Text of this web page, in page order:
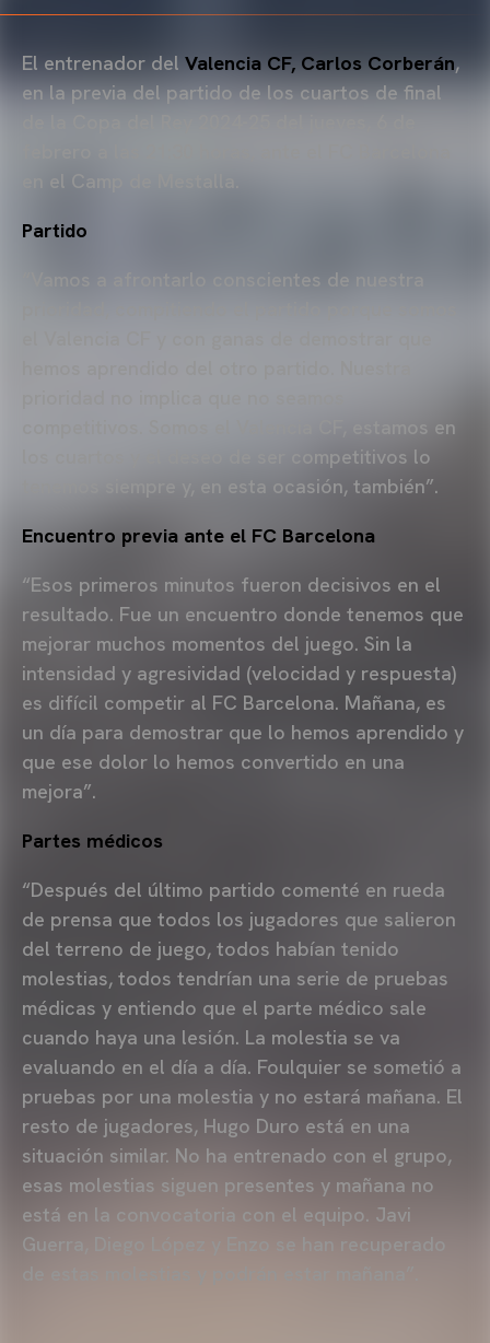
El entrenador del Valencia CF, Carlos Corberán,
en la previa del partido de los cuartos de final
en el Camp de Mestalla.
Partido
“Vamos a afrontarlo conscientes de nuestra
competitivos. Somos el Valencia CF, estamos en
los cuartos y el deseo de ser competitivos lo
tenemos siempre y, en esta ocasión, también”.
Encuentro previa ante el FC Barcelona
“Esos primeros minutos fueron decisivos en el
resultado. Fue un encuentro donde tenemos que
mejorar muchos momentos del juego. Sin la
intensidad y agresividad (velocidad y respuesta)
es difícil competir al FC Barcelona. Mañana, es
un día para demostrar que lo hemos aprendido y
que ese dolor lo hemos convertido en una
mejora”.
Partes médicos
“Después del último partido comenté en rueda
de prensa que todos los jugadores que salieron
del terreno de juego, todos habían tenido
molestias, todos tendrían una serie de pruebas
médicas y entiendo que el parte médico sale
cuando haya una lesión. La molestia se va
evaluando en el día a día. Foulquier se sometió a
pruebas por una molestia y no estará mañana. El
resto de jugadores, Hugo Duro está en una
situación similar. No ha entrenado con el grupo,
esas molestias siguen presentes y mañana no
está en la convocatoria con el equipo. Javi
Guerra, Diego López y Enzo se han recuperado